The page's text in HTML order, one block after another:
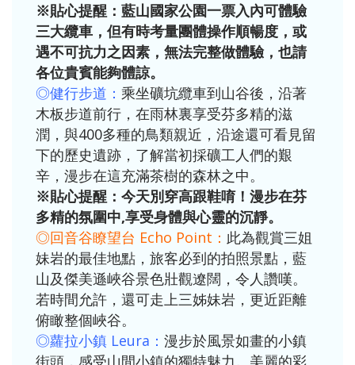
※貼心提醒：藍山國家公園一票入內可體驗
三大纜車，但有時考量團體操作順暢度，或
遇不可抗力之因素，無法完整做體驗，也請
各位貴賓能夠體諒。
◎健行步道： 乘坐礦坑纜車到山谷後，沿著
木板步道前行，在雨林裏享受芬多精的滋
潤，與400多種的鳥類親近，沿途還可看見留
下的歷史遺跡，了解當初採礦工人們的艱
辛，漫步在這充滿茶樹的森林之中。
※貼心提醒：今天別穿高跟鞋唷！漫步在芬
多精的氛圍中,享受身體與心靈的沉靜。
◎回音谷瞭望台 Echo Point： 此為觀賞三姐
妹岩的最佳地點，旅客必到的拍照景點，藍
山及傑美遜峽谷景色壯觀遼闊，令人讚嘆。
若時間允許，還可走上三姊妹岩，更近距離
俯瞰整個峽谷。
◎蘿拉小鎮 Leura： 漫步於風景如畫的小鎮